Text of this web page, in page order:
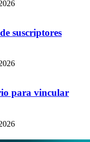
suscriptores
para vincular